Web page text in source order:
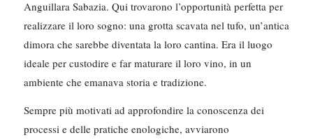
Anguillara Sabazia. Qui trovarono l’opportunità perfetta per
realizzare il loro sogno: una grotta scavata nel tufo, un’antica
dimora che sarebbe diventata la loro cantina. Era il luogo
ideale per custodire e far maturare il loro vino, in un
ambiente che emanava storia e tradizione.
Sempre più motivati ad approfondire la conoscenza dei
processi e delle pratiche enologiche, avviarono